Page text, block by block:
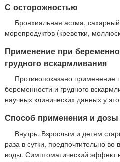
С осторожностью
Бронхиальная астма,
морепродуктов (креветки,
Применение при
грудного вскармливания
Противопоказано применение
беременности и грудного
научных клинических данных у
Способ применения и дозы
Внутрь. Взрослым и детям
раза в сутки, предпочтительно
воды. Симптоматический эффект